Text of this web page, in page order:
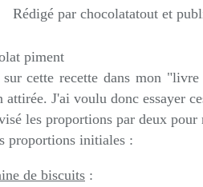
Rédigé par chocolatatout et
sur cette recette dans mon
attirée. J'ai voulu donc essayer
les proportions par deux pour
proportions initiales :
de biscuits :